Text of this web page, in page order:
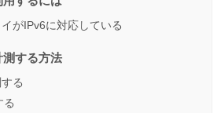
がIPv6に対応している
測する方法
る
る